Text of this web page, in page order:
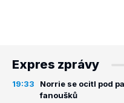
Expres zprávy
19:33
Norrie se ocitl pod
fanoušků